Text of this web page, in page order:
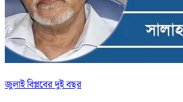
জুলাই বিপ্লবের দুই বছর